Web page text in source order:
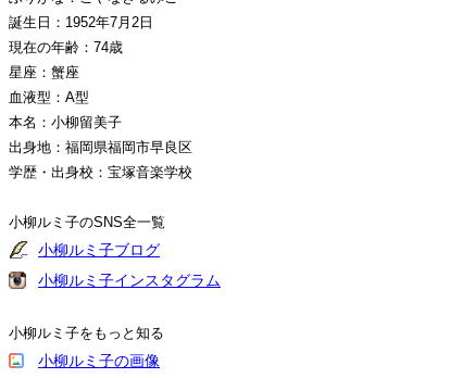
誕生日：1952年7月2日
現在の年齢：74歳
星座：蟹座
血液型：A型
本名：小柳留美子
出身地：福岡県福岡市早良区
学歴・出身校：宝塚音楽学校
小柳ルミ子のSNS全一覧
小柳ルミ子ブログ
小柳ルミ子インスタグラム
小柳ルミ子をもっと知る
小柳ルミ子の画像